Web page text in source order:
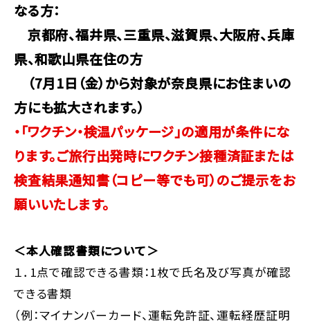
なる方：
京都府、福井県、三重県、滋賀県、大阪府、兵庫
県、和歌山県在住の方
（7月1日（金）から対象が奈良県にお住まいの
方にも拡大されます。）
・「ワクチン・検温パッケージ」の適用が条件にな
ります。ご旅行出発時にワクチン接種済証または
検査結果通知書（コピー等でも可）のご提示をお
願いいたします。
＜本人確認書類について＞
１．1点で確認できる書類：1枚で氏名及び写真が確認
できる書類
（例：マイナンバーカード、運転免許証、運転経歴証明